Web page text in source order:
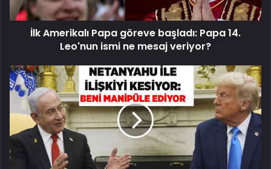
Leo'nun
ismi
İlk Amerikalı Papa göreve başladı: Papa 14.
Leo'nun ismi ne mesaj veriyor?
İlişkiyi
kesiyor!
'Netanyahu
beni
manipüle
ediyor'